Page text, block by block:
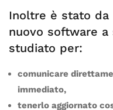
Inoltre è stato
nuovo software
studiato per:
comunicare
immediato,
tenerlo aggiornato